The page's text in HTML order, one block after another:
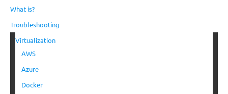
What is?
Troubleshooting
Virtualization
AWS
Azure
Docker